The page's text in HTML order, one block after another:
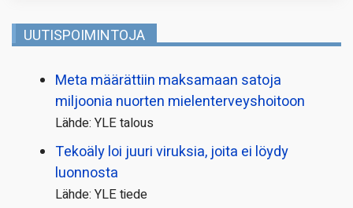
UUTISPOIMINTOJA
Meta määrättiin maksamaan satoja
miljoonia nuorten mielenterveyshoitoon
Lähde: YLE talous
Tekoäly loi juuri viruksia, joita ei löydy
luonnosta
Lähde: YLE tiede